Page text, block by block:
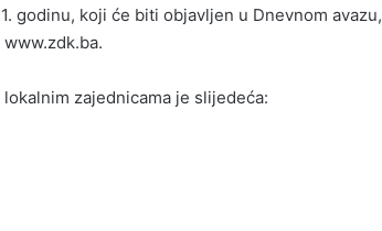
godinu, koji će biti objavljen u Dnevnom avazu,
zajednicama je slijedeća: